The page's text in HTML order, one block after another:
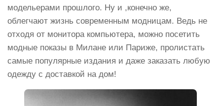
модельерами прошлого. Ну и ,конечно же,
облегчают жизнь современным модницам. Ведь не
отходя от монитора компьютера, можно посетить
модные показы в Милане или Париже, пролистать
самые популярные издания и даже заказать любую
одежду с доставкой на дом!